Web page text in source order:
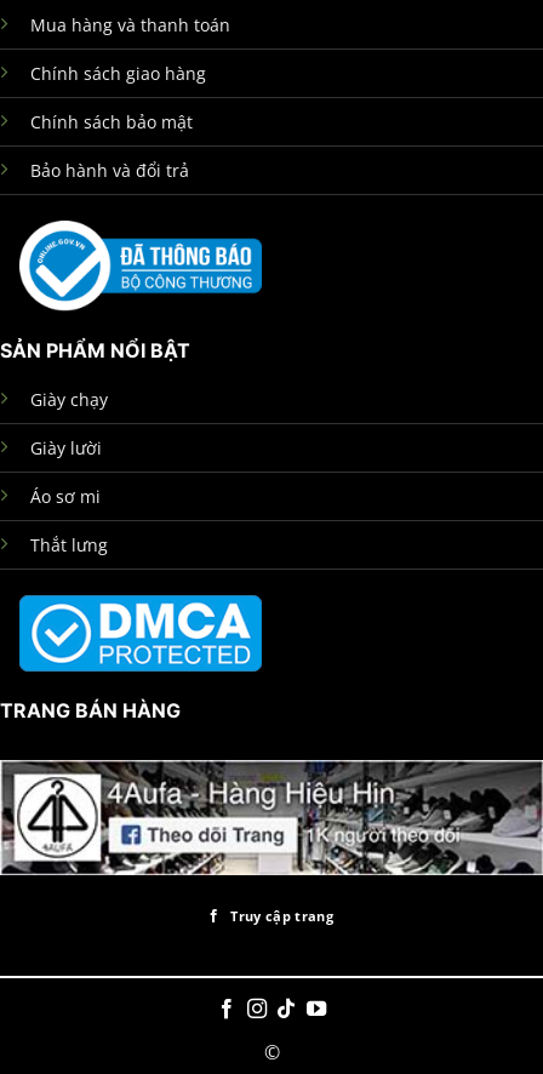
Mua hàng và thanh toán
Chính sách giao hàng
Chính sách bảo mật
Bảo hành và đổi trả
SẢN PHẨM NỔI BẬT
Giày chạy
Giày lười
Áo sơ mi
Thắt lưng
TRANG BÁN HÀNG
Truy cập trang
©